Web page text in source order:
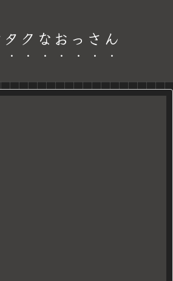
クなおっさん